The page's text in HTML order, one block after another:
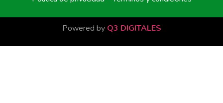
Powered by Q3 DIGITALES